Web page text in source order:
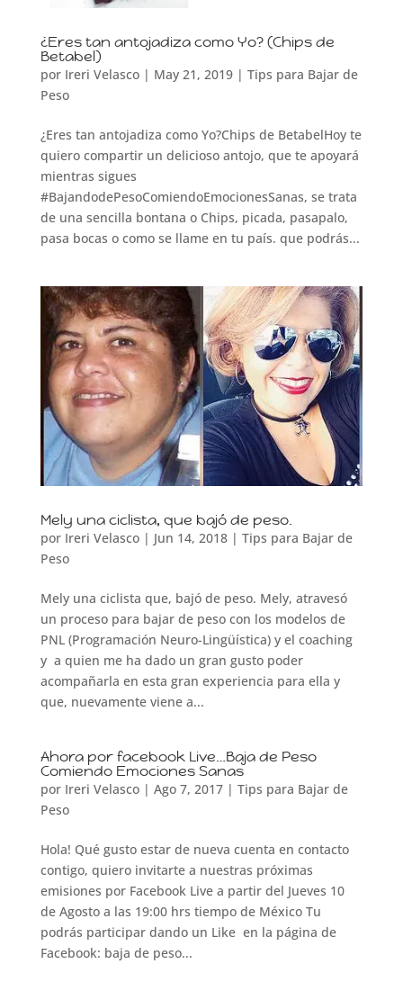
¿Eres tan antojadiza como Yo? (Chips de
Betabel)
por Ireri Velasco| May 21, 2019| Tips para Bajar de
Peso
¿Eres tan antojadiza como Yo?Chips de BetabelHoy te
quiero compartir un delicioso antojo, que te apoyará
mientras sigues
#BajandodePesoComiendoEmocionesSanas, se trata
de una sencilla bontana o Chips, picada, pasapalo,
pasa bocas o como se llame en tu país. que podrás...
Mely una ciclista, que bajó de peso.
por Ireri Velasco| Jun 14, 2018| Tips para Bajar de
Peso
Mely una ciclista que, bajó de peso. Mely, atravesó
un proceso para bajar de peso con los modelos de
PNL (Programación Neuro-Lingüística) y el coaching
y a quien me ha dado un gran gusto poder
acompañarla en esta gran experiencia para ella y
que, nuevamente viene a...
Ahora por facebook Live…Baja de Peso
Comiendo Emociones Sanas
por Ireri Velasco| Ago 7, 2017| Tips para Bajar de
Peso
Hola! Qué gusto estar de nueva cuenta en contacto
contigo, quiero invitarte a nuestras próximas
emisiones por Facebook Live a partir del Jueves 10
de Agosto a las 19:00 hrs tiempo de México Tu
podrás participar dando un Like en la página de
Facebook: baja de peso...